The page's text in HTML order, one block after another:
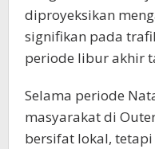
diproyeksikan
signifikan pada
periode libur akhir
Selama periode
masyarakat di
bersifat lokal,